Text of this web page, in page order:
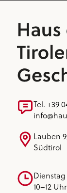
Tel. +39
Lauben
Südtirol
10–12